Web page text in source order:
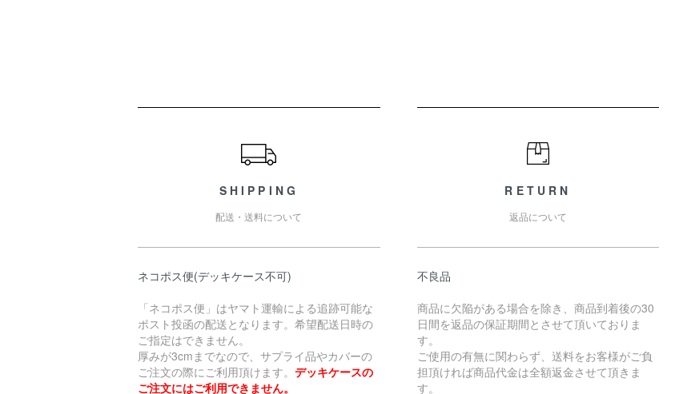
SHIPPING
配送・送料について
ネコポス便(デッキケース不可)
「ネコポス便」はヤマト運輸による追跡可能な
ポスト投函の配送となります。希望配送日時の
ご指定はできません。
厚みが3cmまでなので、サプライ品やカバーの
ご注文の際にご利用頂けます。 デッキケースの
ご注文にはご利用できません。
RETURN
返品について
不良品
商品に欠陥がある場合を除き、商品到着後の30
日間を返品の保証期間とさせて頂いておりま
す。
ご使用の有無に関わらず、送料をお客様がご負
担頂ければ商品代金は全額返金させて頂きま
す。